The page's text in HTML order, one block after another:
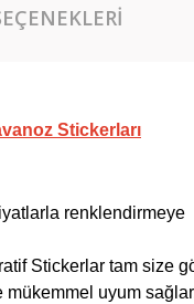
Stickerları
renklendirmeye
Stickerlar tam size
mükemmel uyum